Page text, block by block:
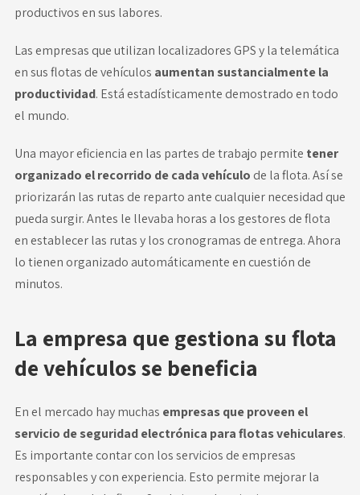
productivos en sus labores.
Las empresas que utilizan localizadores GPS y la telemática
en sus flotas de vehículos aumentan sustancialmente la
productividad. Está estadísticamente demostrado en todo
el mundo.
Una mayor eficiencia en las partes de trabajo permite tener
organizado el recorrido de cada vehículo de la flota. Así se
priorizarán las rutas de reparto ante cualquier necesidad que
pueda surgir. Antes le llevaba horas a los gestores de flota
en establecer las rutas y los cronogramas de entrega. Ahora
lo tienen organizado automáticamente en cuestión de
minutos.
La empresa que gestiona su flota
de vehículos se beneficia
En el mercado hay muchas empresas que proveen el
servicio de seguridad electrónica para flotas vehiculares.
Es importante contar con los servicios de empresas
responsables y con experiencia. Esto permite mejorar la